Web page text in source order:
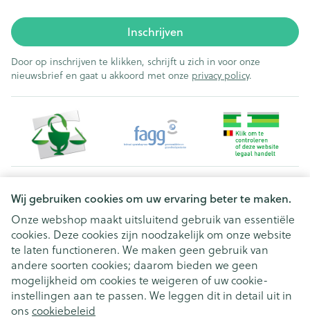
Wij gebruiken cookies om uw ervaring beter te maken.
Onze webshop maakt uitsluitend gebruik van essentiële
cookies. Deze cookies zijn noodzakelijk om onze website
te laten functioneren. We maken geen gebruik van
andere soorten cookies; daarom bieden we geen
mogelijkheid om cookies te weigeren of uw cookie-
instellingen aan te passen. We leggen dit in detail uit in
ons cookiebeleid
Inschrijven
Door op inschrijven te klikken, schrijft u zich in voor onze
nieuwsbrief en gaat u akkoord met onze privacy policy.
Juridische links